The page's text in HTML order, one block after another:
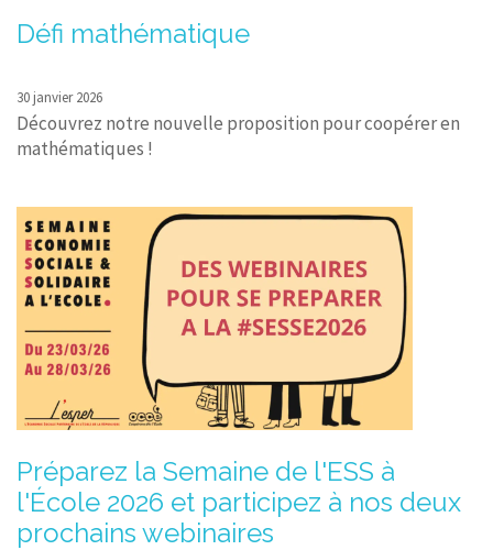
Défi mathématique
30 janvier 2026
Découvrez notre nouvelle proposition pour coopérer en
mathématiques !
Préparez la Semaine de l'ESS à
l'École 2026 et participez à nos deux
prochains webinaires